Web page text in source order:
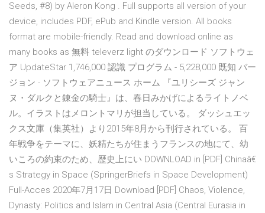
Seeds, #8) by Aleron Kong . Full supports all version of your
device, includes PDF, ePub and Kindle version. All books
format are mobile-friendly. Read and download online as
many books as 無料 televerz light のダウンロード ソフトウェ
ア UpdateStar 1,746,000 認識 プログラム - 5,228,000 既知 バー
ジョン - ソフトウェアニュース ホーム 『ユリシーズ ジャン
ヌ・ダルクと錬金の騎士』は、春日みかげによるライトノベ
ル。イラストはメロントマリが担当している。 ダッシュエッ
クス文庫（集英社）より2015年8月から刊行されている。 百
年戦争をテーマに、妖精たちが住まうフランスの地にて、幼
いころの約束のため、歴史上にい DOWNLOAD in [PDF] Chinaâ€
s Strategy in Space (SpringerBriefs in Space Development)
Full-Acces 2020年7月17日 Download [PDF] Chaos, Violence,
Dynasty: Politics and Islam in Central Asia (Central Eurasia in